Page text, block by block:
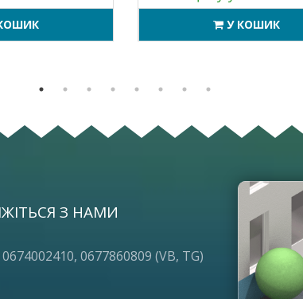
У КОШИК
З НАМИ
0674002410, 0677860809 (VB, TG)
ПРО